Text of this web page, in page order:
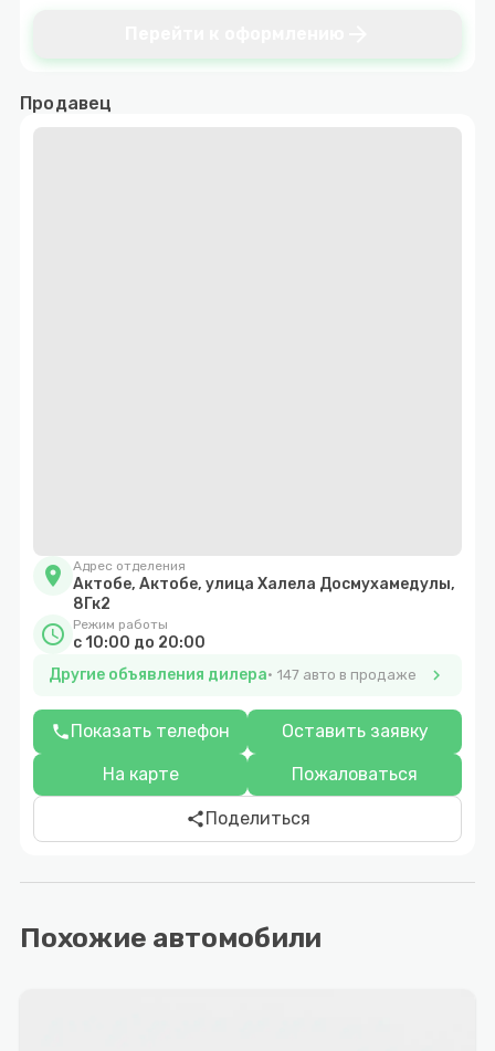
Продавец
location_on Адрес отделения
Актобе, Актобе, улица Халела Досмухамедулы,
8Гк2
schedule Режим работы
с 10:00 до 20:00
Другие объявления дилера
147 авто в продаже chevron_right
phoneПоказать телефон Оставить заявку
На карте Пожаловаться
shareПоделиться
Похожие автомобили